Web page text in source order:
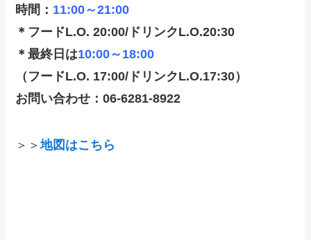
時間： 11:00～21:00
＊フードL.O. 20:00/ドリンクL.O.20:30
＊最終日は10:00～18:00
（フードL.O. 17:00/ドリンクL.O.17:30）
お問い合わせ：06-6281-8922
＞＞地図はこちら